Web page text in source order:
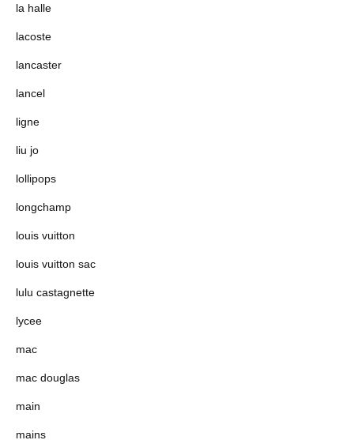
la halle
lacoste
lancaster
lancel
ligne
liu jo
lollipops
longchamp
louis vuitton
louis vuitton sac
lulu castagnette
lycee
mac
mac douglas
main
mains